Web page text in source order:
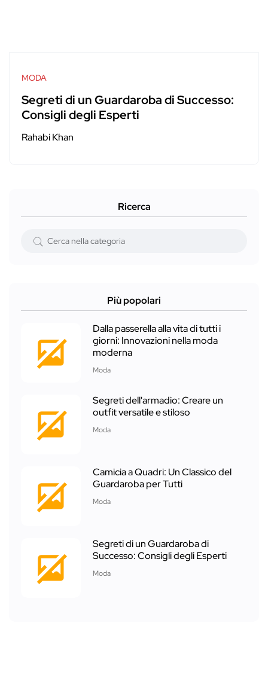
MODA
Segreti di un Guardaroba di Successo:
Consigli degli Esperti
Rahabi Khan
Ricerca
Più popolari
Dalla passerella alla vita di tutti i
giorni: Innovazioni nella moda
moderna
Moda
Segreti dell'armadio: Creare un
outfit versatile e stiloso
Moda
Camicia a Quadri: Un Classico del
Guardaroba per Tutti
Moda
Segreti di un Guardaroba di
Successo: Consigli degli Esperti
Moda